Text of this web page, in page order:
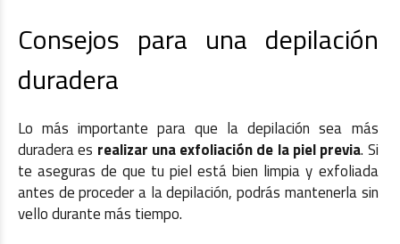
Consejos para una depilación
duradera
Lo más importante para que la depilación sea más
duradera es realizar una exfoliación de la piel previa. Si
te aseguras de que tu piel está bien limpia y exfoliada
antes de proceder a la depilación, podrás mantenerla sin
vello durante más tiempo.